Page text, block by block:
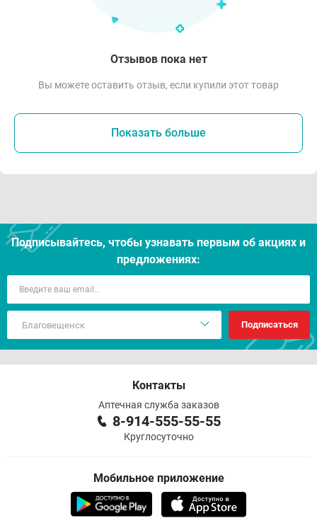
Отзывов пока нет
Вы можете оставить отзыв, если купили этот товар
Показать больше
Подписывайтесь, чтобы узнавать первым об акцияx и
предложениях:
Подписаться
Контакты
Аптечная служба заказов
8-914-555-55-55
Круглосуточно
Мобильное приложение